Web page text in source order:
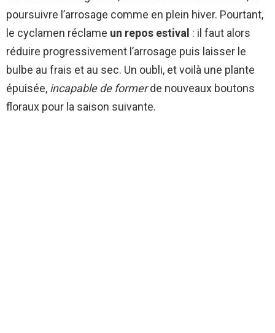
poursuivre l’arrosage comme en plein hiver. Pourtant,
le cyclamen réclame un repos estival : il faut alors
réduire progressivement l’arrosage puis laisser le
bulbe au frais et au sec. Un oubli, et voilà une plante
épuisée, incapable de formerde nouveaux boutons
floraux pour la saison suivante.